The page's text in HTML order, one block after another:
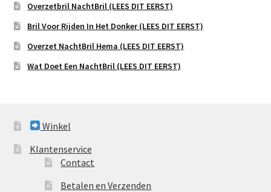
Overzetbril NachtBril (LEES DIT EERST)
Bril Voor Rijden In Het Donker (LEES DIT EERST)
Overzet NachtBril Hema (LEES DIT EERST)
Wat Doet Een NachtBril (LEES DIT EERST)
Winkel
Klantenservice
Contact
Betalen en Verzenden